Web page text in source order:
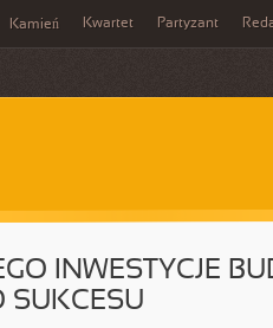
Kamień Kwartet Partyzant
INWESTYCJE
SUKCESU